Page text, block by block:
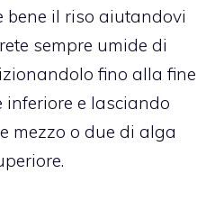
bene il riso aiutandovi
sempre umide di
fino alla fine
inferiore e lasciando
mezzo o due di alga